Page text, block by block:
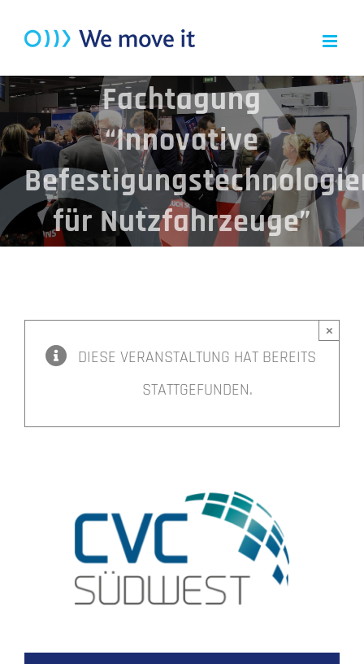
Inhalt
springen
Fachtagung
“Innovative
für Nutzfahrzeuge”
DIESE VERANSTALTUNG HAT BEREITS
STATTGEFUNDEN.
×